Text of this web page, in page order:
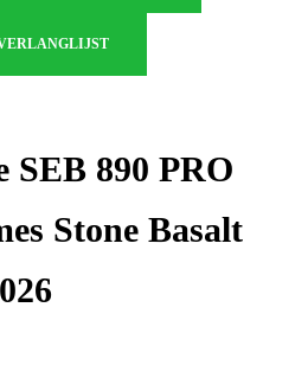
SEB 890 PRO
Stone Basalt